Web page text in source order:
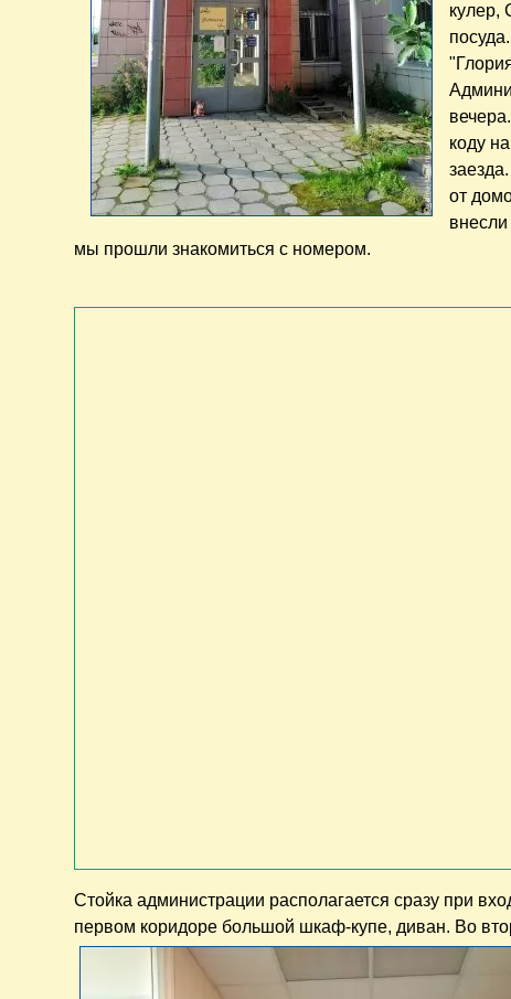
кулер,
посуда.
коду
от
мы прошли знакомиться с номером.
Стойка администрации располагается сразу при
первом коридоре большой шкаф-купе, диван. Во